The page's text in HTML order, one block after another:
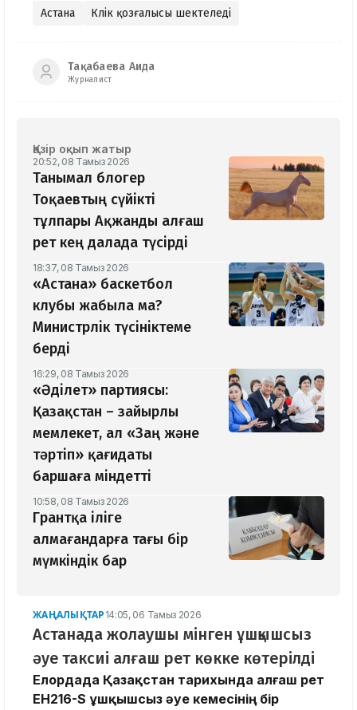
Астана Көлік қозғалысы шектеледі
Тақабаева Аида
Журналист
Қазір оқып жатыр
20:52, 08 Тамыз 2026
Танымал блогер
Тоқаевтың сүйікті
тұлпары Ақжанды алғаш
рет кең далада түсірді
18:37, 08 Тамыз 2026
«Астана» баскетбол
клубы жабыла ма?
Министрлік түсініктеме
берді
16:29, 08 Тамыз 2026
«Әділет» партиясы:
Қазақстан – зайырлы
мемлекет, ал «Заң және
тәртіп» қағидаты
баршаға міндетті
10:58, 08 Тамыз 2026
Грантқа іліге
алмағандарға тағы бір
мүмкіндік бар
ЖАҢАЛЫҚТАР 14:05, 06 Тамыз 2026
Астанада жолаушы мінген ұшқышсыз
әуе таксиі алғаш рет көкке көтерілді
Елордада Қазақстан тарихында алғаш рет
EH216-S ұшқышсыз әуе кемесінің бір